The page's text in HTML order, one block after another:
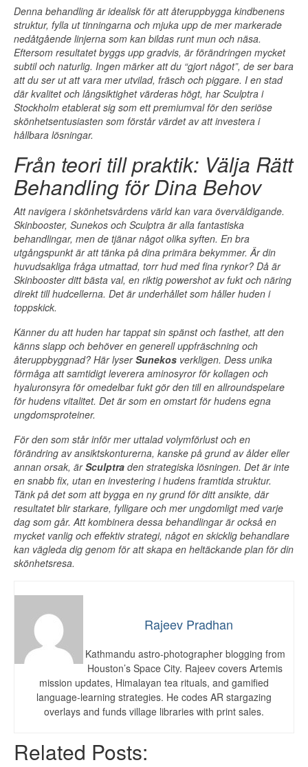
Denna behandling är idealisk för att återuppbygga kindbenens
struktur, fylla ut tinningarna och mjuka upp de mer markerade
nedåtgående linjerna som kan bildas runt mun och näsa.
Eftersom resultatet byggs upp gradvis, är förändringen mycket
subtil och naturlig. Ingen märker att du “gjort något”, de ser bara
att du ser ut att vara mer utvilad, fräsch och piggare. I en stad
där kvalitet och långsiktighet värderas högt, har Sculptra i
Stockholm etablerat sig som ett premiumval för den seriöse
skönhetsentusiasten som förstår värdet av att investera i
hållbara lösningar.
Från teori till praktik: Välja Rätt
Behandling för Dina Behov
Att navigera i skönhetsvårdens värld kan vara överväldigande.
Skinbooster, Sunekos och Sculptra är alla fantastiska
behandlingar, men de tjänar något olika syften. En bra
utgångspunkt är att tänka på dina primära bekymmer. Är din
huvudsakliga fråga utmattad, torr hud med fina rynkor? Då är
Skinbooster ditt bästa val, en riktig powershot av fukt och näring
direkt till hudcellerna. Det är underhållet som håller huden i
toppskick.
Känner du att huden har tappat sin spänst och fasthet, att den
känns slapp och behöver en generell uppfräschning och
återuppbyggnad? Här lyserSunekos verkligen. Dess unika
förmåga att samtidigt leverera aminosyror för kollagen och
hyaluronsyra för omedelbar fukt gör den till en allroundspelare
för hudens vitalitet. Det är som en omstart för hudens egna
ungdomsproteiner.
För den som står inför mer uttalad volymförlust och en
förändring av ansiktskonturerna, kanske på grund av ålder eller
annan orsak, ärSculptra den strategiska lösningen. Det är inte
en snabb fix, utan en investering i hudens framtida struktur.
Tänk på det som att bygga en ny grund för ditt ansikte, där
resultatet blir starkare, fylligare och mer ungdomligt med varje
dag som går. Att kombinera dessa behandlingar är också en
mycket vanlig och effektiv strategi, något en skicklig behandlare
kan vägleda dig genom för att skapa en heltäckande plan för din
skönhetsresa.
Rajeev Pradhan
Kathmandu astro-photographer blogging from
Houston’s Space City. Rajeev covers Artemis
mission updates, Himalayan tea rituals, and gamified
language-learning strategies. He codes AR stargazing
overlays and funds village libraries with print sales.
Related Posts: